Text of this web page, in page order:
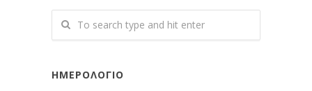
ΗΜΕΡΟΛΌΓΙΟ